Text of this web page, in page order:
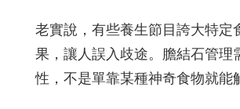
老實說，有些養生節目誇大特定
果，讓人誤入歧途。膽結石管理
性，不是單靠某種神奇食物就能